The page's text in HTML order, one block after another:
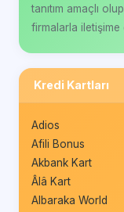
tanıtım amaçlı
firmalarla iletişime
Kredi Kartları
Adios
Afili Bonus
Akbank Kart
Âlâ Kart
Albaraka World